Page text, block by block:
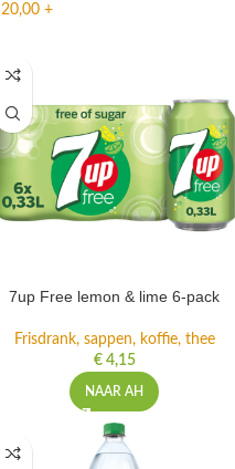
20,00 +
7up Free lemon & lime 6-pack
Frisdrank, sappen, koffie, thee
€4,15
NAAR AH